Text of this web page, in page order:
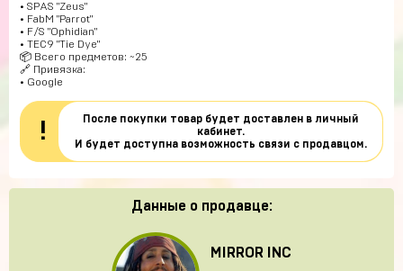
• SPAS "Zeus"
• FabM "Parrot"
• F/S "Ophidian"
• TEC9 "Tie Dye"
📦 Всего предметов: ~25
🔗 Привязка:
• Google
!
После покупки товар будет доставлен в личный
кабинет.
И будет доступна возможность связи с продавцом.
Данные о продавце:
MIRROR INC